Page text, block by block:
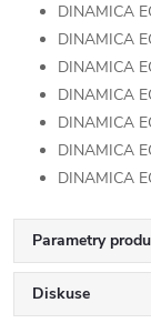
DINAMICA
DINAMICA
DINAMICA
DINAMICA
DINAMICA
DINAMICA
DINAMICA
Parametry
Diskuse